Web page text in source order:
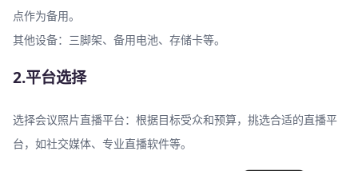
点作为备用。
其他设备：三脚架、备用电池、存储卡等。
2.平台选择
选择会议照片直播平台：根据目标受众和预算，挑选合适的直播平
台，如社交媒体、专业直播软件等。